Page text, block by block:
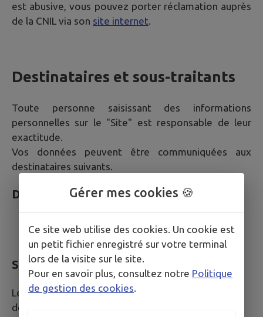
est abusive, vous pouvez porter réclamation auprès
de la CNIL via son site internet.
Destinataires et sous-traitants
Toute personne saisissant des informations
personnelles sur le "Site" est responsable de leur
exactitude.
Vos données peuvent être communiquées aux
destinataires suivants.
Destinataires internes
Services de la Mairie compétents selon la
nature de votre demande
Sous-traitants et prestataires techniques
Les sous-traitants suivants peuvent accéder à vos
données dans le cadre strict de leurs missions :
Gérer mes cookies 🍪
Ce site web utilise des cookies. Un cookie est
un petit fichier enregistré sur votre terminal
lors de la visite sur le site.
Pour en savoir plus, consultez notre Politique
de gestion des cookies.